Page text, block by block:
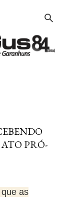
o conteúdo
PRÓ-
as